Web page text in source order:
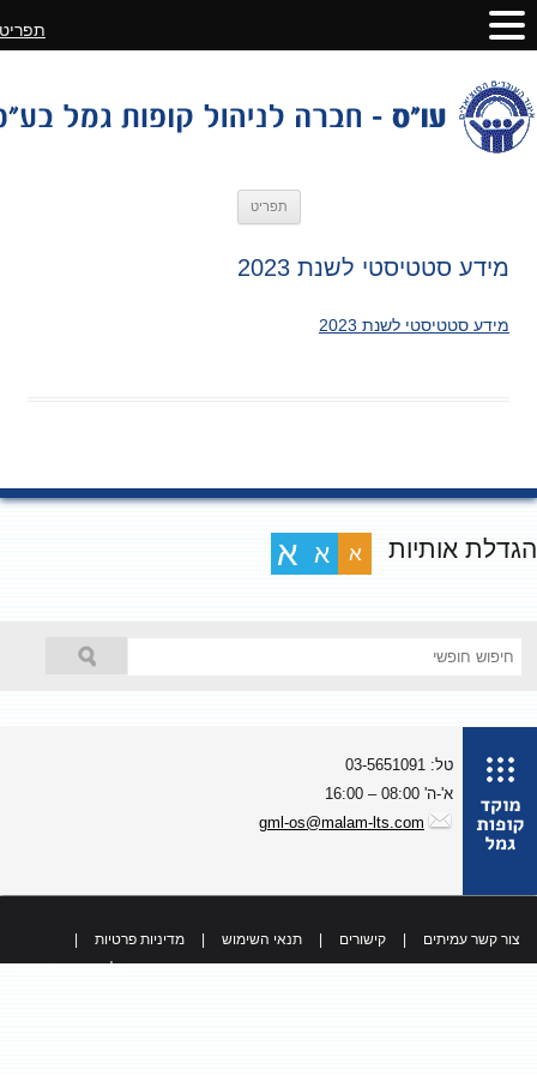
תפריט
מידע סטטיסטי לשנת 2023
מידע סטטיסטי לשנת 2023
אותיות א א א
טל: 03-5651091
א'-ה' 08:00 – 16:00
gml-os@malam-lts.com
צור קשר עמיתים קישורים תנאי השימוש מדיניות פרטיות
כל הזכויות שמורות
תפריט